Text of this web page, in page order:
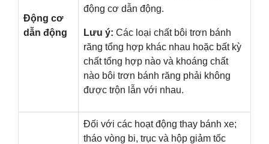
Động cơ
dẫn động
động cơ dẫn động.
Lưu ý: Các loại chất bôi trơn bánh
răng tổng hợp khác nhau hoặc bất kỳ
chất tổng hợp nào và khoáng chất
nào bôi trơn bánh răng phải không
được trộn lẫn với nhau.
Đối với các hoạt động thay bánh xe;
tháo vòng bi, trục và hộp giảm tốc